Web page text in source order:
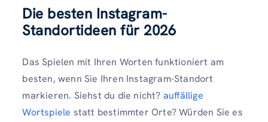
Die besten Instagram-
Standortideen für 2026
Das Spielen mit Ihren Worten funktioniert am
besten, wenn Sie Ihren Instagram-Standort
markieren. Siehst du die nicht? auffällige
Wortspiele statt bestimmter Orte? Würden Sie es